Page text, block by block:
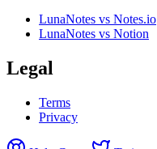
LunaNotes vs Notes.io
LunaNotes vs Notion
Legal
Terms
Privacy